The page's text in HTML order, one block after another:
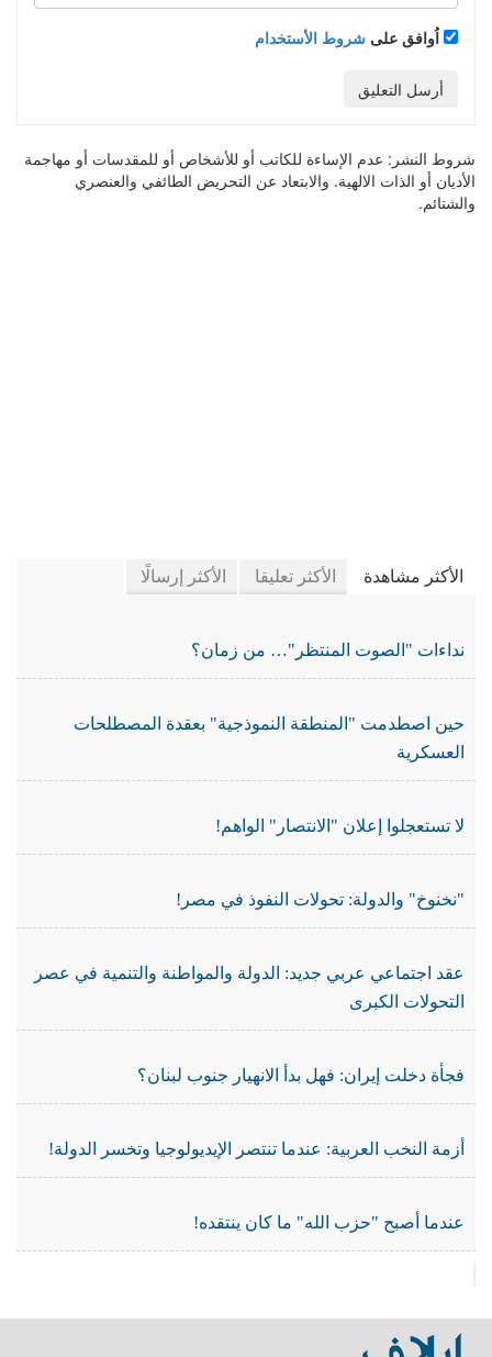
اُوافق على شروط الأستخدام
أرسل التعليق
شروط النشر: عدم الإساءة للكاتب أو للأشخاص أو للمقدسات أو مهاجمة
الأديان أو الذات الالهية. والابتعاد عن التحريض الطائفي والعنصري
والشتائم.
الأكثر مشاهدة الأكثر تعليقا الأكثر إرسالًا
نداءات "الصوت المنتظر"… من زمان؟
حين اصطدمت "المنطقة النموذجية" بعقدة المصطلحات
العسكرية
لا تستعجلوا إعلان "الانتصار" الواهم!
"نخنوخ" والدولة: تحولات النفوذ في مصر!
عقد اجتماعي عربي جديد: الدولة والمواطنة والتنمية في عصر
التحولات الكبرى
فجأة دخلت إيران: فهل بدأ الانهيار جنوب لبنان؟
أزمة النخب العربية: عندما تنتصر الإيديولوجيا وتخسر الدولة!
عندما أصبح "حزب الله" ما كان ينتقده!